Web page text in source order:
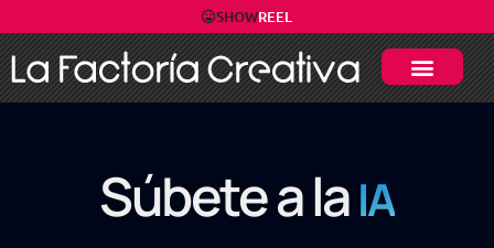
SHOWREEL
Súbete a laIA